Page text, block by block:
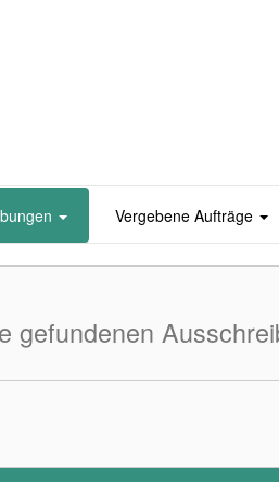
Vergebene Aufträge
gefundenen